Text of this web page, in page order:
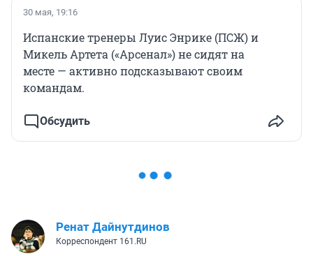
30 мая, 19:16
Испанские тренеры Луис Энрике (ПСЖ) и
Микель Артета («Арсенал») не сидят на
месте — активно подсказывают своим
командам.
Обсудить
Ренат Дайнутдинов
Корреспондент 161.RU